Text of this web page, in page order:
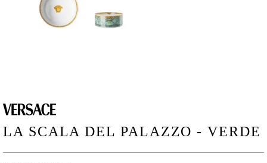
LA SCALA DEL PALAZZO - VERDE